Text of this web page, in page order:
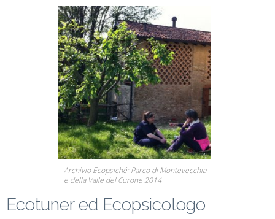
Archivio Ecopsiché: Parco di Montevecchia
e della Valle del Curone 2014
Ecotuner ed Ecopsicologo